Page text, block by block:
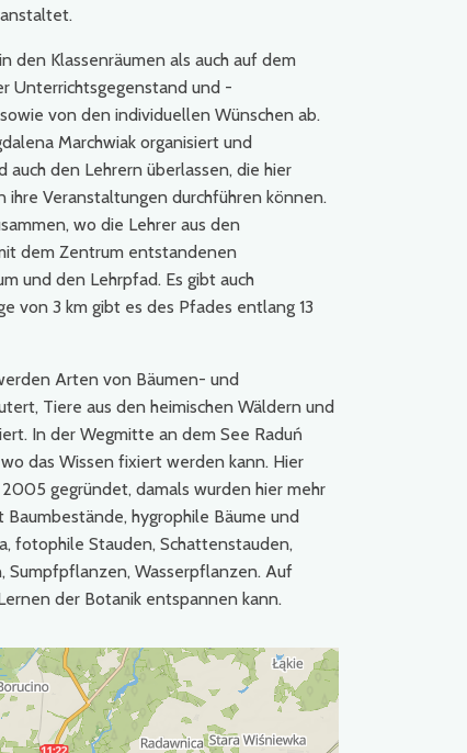
den Klassenräumen als auch auf dem
Unterrichtsgegenstand und -
von den individuellen Wünschen ab.
Marchwiak organisiert und
den Lehrern überlassen, die hier
Veranstaltungen durchführen können.
wo die Lehrer aus den
dem Zentrum entstandenen
und den Lehrpfad. Es gibt auch
von 3 km gibt es des Pfades entlang 13
Arten von Bäumen- und
Tiere aus den heimischen Wäldern und
In der Wegmitte an dem See Raduń
das Wissen fixiert werden kann. Hier
gegründet, damals wurden hier mehr
hygrophile Bäume und
fotophile Stauden, Schattenstauden,
Sumpfpflanzen, Wasserpflanzen. Auf
der Botanik entspannen kann.